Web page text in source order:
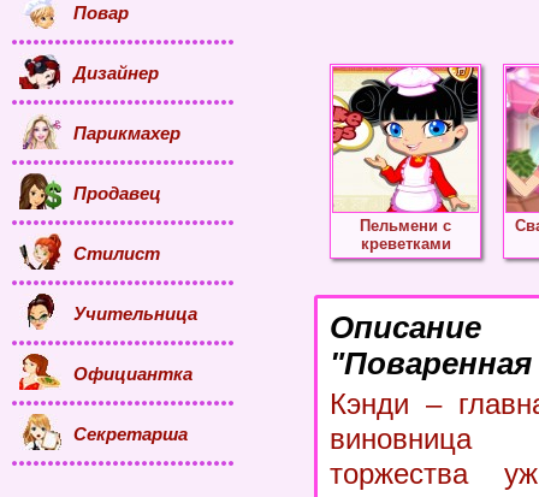
Пельмени с
креветками
Кэнди –
виновница
торжества
Повар
Дизайнер
Парикмахер
Продавец
Стилист
Учительница
Официантка
Секретарша